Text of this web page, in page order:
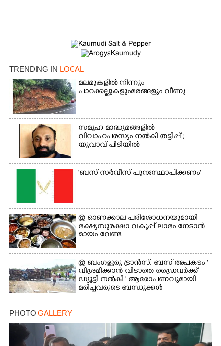
TRENDING IN LOCAL
മലമുകളിൽ നിന്നും
പാറക്കല്ലുകളുംമരങ്ങളും വീണു
സമൂഹ മാദ്ധ്യമങ്ങളിൽ
വിവാഹപരസ്യം നൽകി തട്ടിപ്പ് ;
യുവാവ് പിടിയിൽ
'ബസ് സർവീസ് പുനഃസ്ഥാപിക്കണം'
@​​​​​​​ ഓണക്കാല പരിശോധനയുമായി
ഭക്ഷ്യസുരക്ഷാ വകുപ്പ് ലാഭം നേടാൻ
മായം വേണ്ട
@ ബംഗളൂരു ട്രാൻസ്. ബസ് അപകടം '
വി​ശ്ര​മിക്കാൻ വിടാതെ ഡ്രൈ​വ​ർ​ക്ക്
ഡ്യൂട്ടി നൽകി ' ആരോപണവുമായി
മരിച്ചവരുടെ ബന്ധുക്കൾ
PHOTO GALLERY
Copy Link